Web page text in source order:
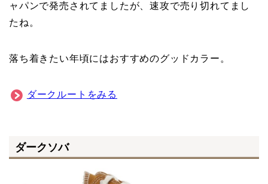
ャパンで発売されてましたが、速攻で売り切れてまし
たね。
落ち着きたい年頃にはおすすめのグッドカラー。
ダークルートをみる
ダークソバ